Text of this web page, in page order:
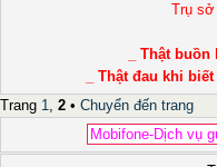
Trụ sở
_ Thật
_ Thật đau khi
Trang 1, 2 • Chuyển đến trang